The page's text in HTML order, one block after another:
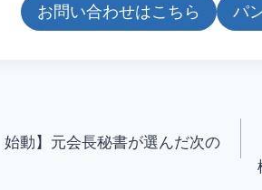
お問い合わせはこちら パ
始動】元会長秘書が選んだ次の